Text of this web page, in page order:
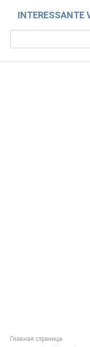
INTERESSANTE
Главная страница